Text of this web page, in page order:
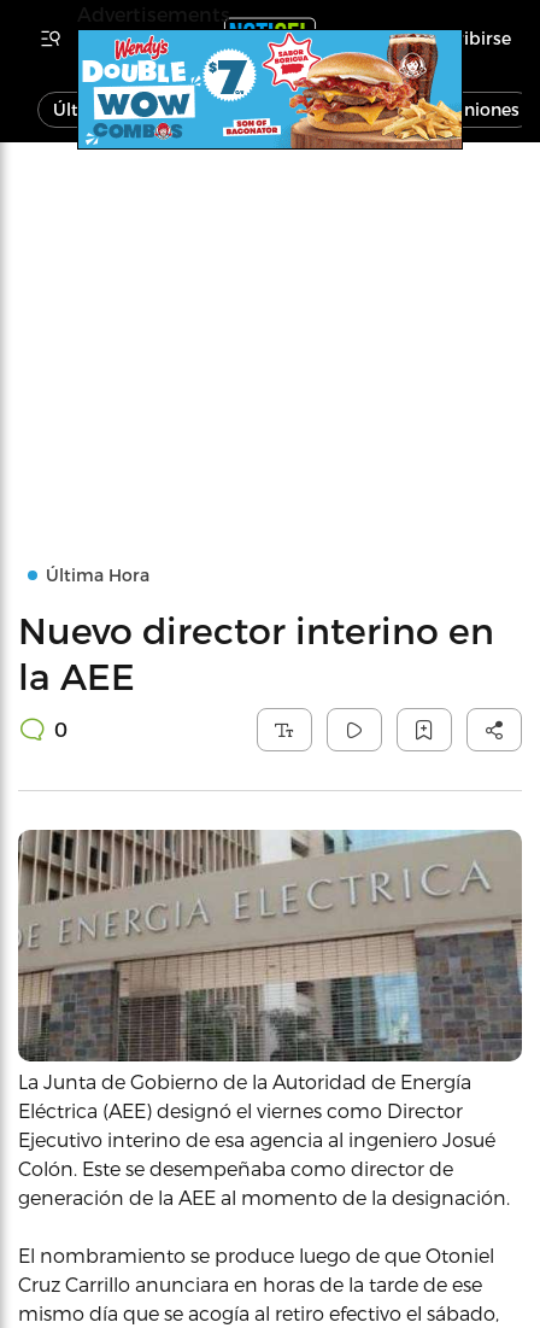
Inscribirse
Última Hora Noticias Economía Opiniones
Última Hora
Nuevo director interino en
la AEE
0
La Junta de Gobierno de la Autoridad de Energía
Eléctrica (AEE) designó el viernes como Director
Ejecutivo interino de esa agencia al ingeniero Josué
Colón. Este se desempeñaba como director de
generación de la AEE al momento de la designación.
El nombramiento se produce luego de que Otoniel
Cruz Carrillo anunciara en horas de la tarde de ese
mismo día que se acogía al retiro efectivo el sábado,
Advertisements